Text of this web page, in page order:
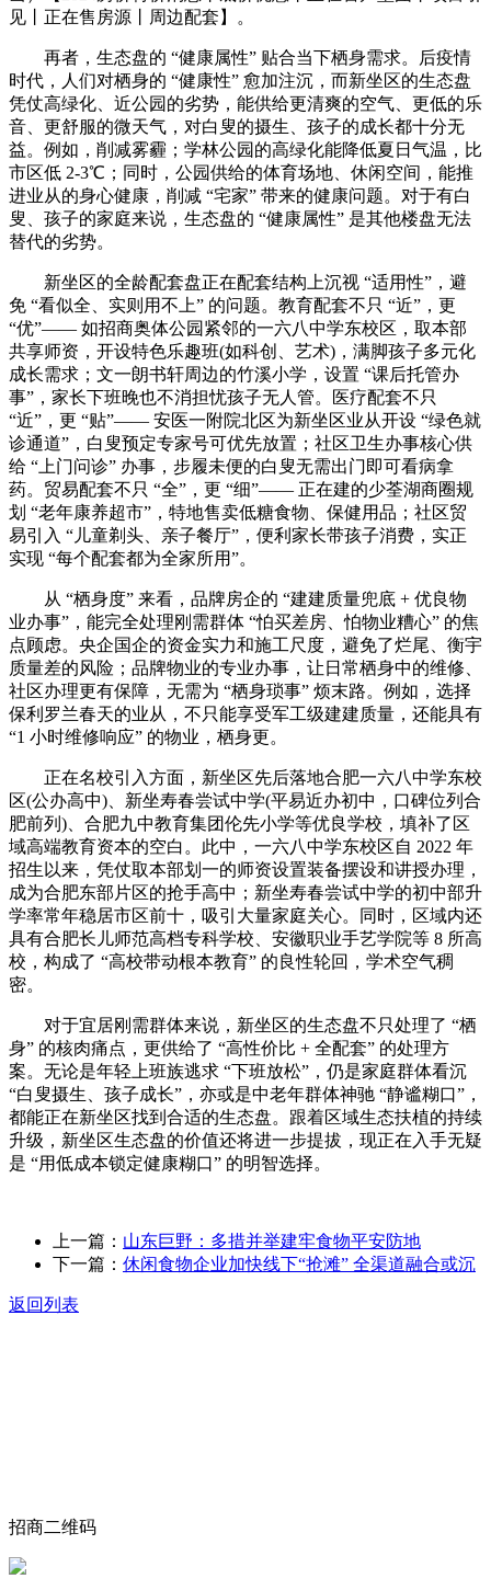
见丨正在售房源丨周边配套】。
再者，生态盘的 “健康属性” 贴合当下栖身需求。后疫情
时代，人们对栖身的 “健康性” 愈加注沉，而新坐区的生态盘
凭仗高绿化、近公园的劣势，能供给更清爽的空气、更低的乐
音、更舒服的微天气，对白叟的摄生、孩子的成长都十分无
益。例如，削减雾霾；学林公园的高绿化能降低夏日气温，比
市区低 2-3℃；同时，公园供给的体育场地、休闲空间，能推
进业从的身心健康，削减 “宅家” 带来的健康问题。对于有白
叟、孩子的家庭来说，生态盘的 “健康属性” 是其他楼盘无法
替代的劣势。
新坐区的全龄配套盘正在配套结构上沉视 “适用性”，避
免 “看似全、实则用不上” 的问题。教育配套不只 “近”，更
“优”—— 如招商奥体公园紧邻的一六八中学东校区，取本部
共享师资，开设特色乐趣班(如科创、艺术)，满脚孩子多元化
成长需求；文一朗书轩周边的竹溪小学，设置 “课后托管办
事”，家长下班晚也不消担忧孩子无人管。医疗配套不只
“近”，更 “贴”—— 安医一附院北区为新坐区业从开设 “绿色就
诊通道”，白叟预定专家号可优先放置；社区卫生办事核心供
给 “上门问诊” 办事，步履未便的白叟无需出门即可看病拿
药。贸易配套不只 “全”，更 “细”—— 正在建的少荃湖商圈规
划 “老年康养超市”，特地售卖低糖食物、保健用品；社区贸
易引入 “儿童剃头、亲子餐厅”，便利家长带孩子消费，实正
实现 “每个配套都为全家所用”。
从 “栖身度” 来看，品牌房企的 “建建质量兜底 + 优良物
业办事”，能完全处理刚需群体 “怕买差房、怕物业糟心” 的焦
点顾虑。央企国企的资金实力和施工尺度，避免了烂尾、衡宇
质量差的风险；品牌物业的专业办事，让日常栖身中的维修、
社区办理更有保障，无需为 “栖身琐事” 烦末路。例如，选择
保利罗兰春天的业从，不只能享受军工级建建质量，还能具有
“1 小时维修响应” 的物业，栖身更。
正在名校引入方面，新坐区先后落地合肥一六八中学东校
区(公办高中)、新坐寿春尝试中学(平易近办初中，口碑位列合
肥前列)、合肥九中教育集团伦先小学等优良学校，填补了区
域高端教育资本的空白。此中，一六八中学东校区自 2022 年
招生以来，凭仗取本部划一的师资设置装备摆设和讲授办理，
成为合肥东部片区的抢手高中；新坐寿春尝试中学的初中部升
学率常年稳居市区前十，吸引大量家庭关心。同时，区域内还
具有合肥长儿师范高档专科学校、安徽职业手艺学院等 8 所高
校，构成了 “高校带动根本教育” 的良性轮回，学术空气稠
密。
对于宜居刚需群体来说，新坐区的生态盘不只处理了 “栖
身” 的核肉痛点，更供给了 “高性价比 + 全配套” 的处理方
案。无论是年轻上班族逃求 “下班放松”，仍是家庭群体看沉
“白叟摄生、孩子成长”，亦或是中老年群体神驰 “静谧糊口”，
都能正在新坐区找到合适的生态盘。跟着区域生态扶植的持续
升级，新坐区生态盘的价值还将进一步提拔，现正在入手无疑
是 “用低成本锁定健康糊口” 的明智选择。
上一篇： 山东巨野：多措并举建牢食物平安防地
下一篇： 休闲食物企业加快线下“抢滩” 全渠道融合或沉
返回列表
招商二维码